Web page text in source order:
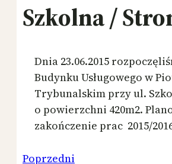
Szkolna /
Dnia 23.06.2015
Budynku Usługowego w
Trybunalskim przy ul.
o powierzchni 420m2.
zakończenie prac 2015/
Poprzedni